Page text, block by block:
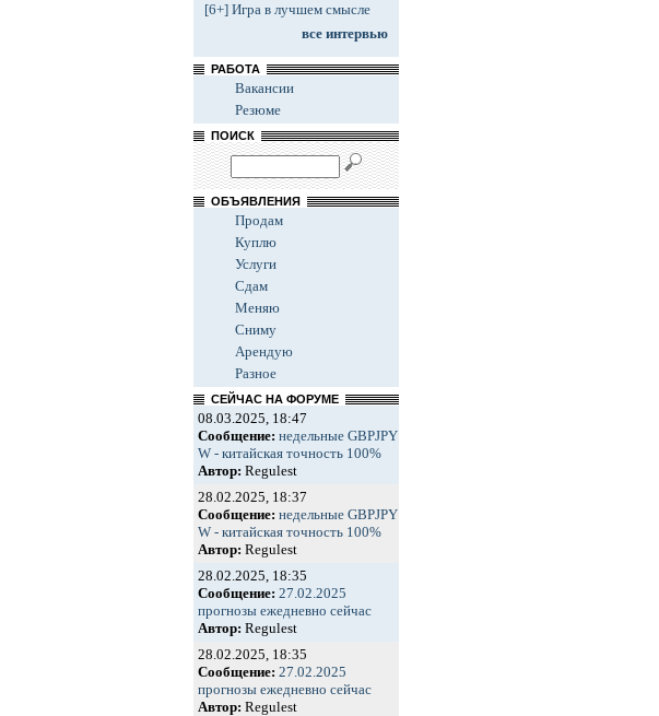
[6+] Игра в лучшем смысле
все интервью
РАБОТА
Вакансии
Резюме
ПОИСК
ОБЪЯВЛЕНИЯ
Продам
Куплю
Услуги
Сдам
Меняю
Сниму
Арендую
Разное
СЕЙЧАС НА ФОРУМЕ
08.03.2025, 18:47
Сообщение: недельные GBPJPY
W - китайская точность 100%
Автор: Regulest
28.02.2025, 18:37
Сообщение: недельные GBPJPY
W - китайская точность 100%
Автор: Regulest
28.02.2025, 18:35
Сообщение: 27.02.2025
прогнозы ежедневно сейчас
Автор: Regulest
28.02.2025, 18:35
Сообщение: 27.02.2025
прогнозы ежедневно сейчас
Автор: Regulest